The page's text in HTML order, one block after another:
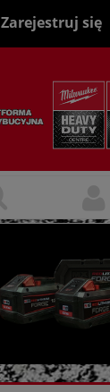
Zarejestruj się